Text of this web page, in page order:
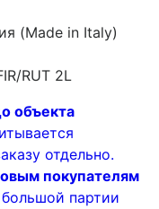
(Made in Italy)
RUT 2L
объекта
отдельно.
покупателям
партии